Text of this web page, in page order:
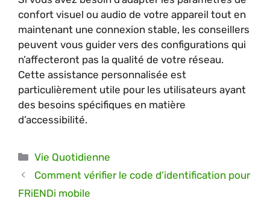
confort visuel ou audio de votre appareil tout en
maintenant une connexion stable, les conseillers
peuvent vous guider vers des configurations qui
n’affecteront pas la qualité de votre réseau.
Cette assistance personnalisée est
particulièrement utile pour les utilisateurs ayant
des besoins spécifiques en matière
d’accessibilité.
Catégories
Vie Quotidienne
Comment vérifier le code d’identification pour
FRiENDi mobile